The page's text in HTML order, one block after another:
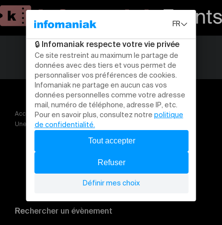
Accueil
Théâtre et arts vivants
Une nuit à Berlin Cabaret la comédie musicale en concert
Rechercher un évènement